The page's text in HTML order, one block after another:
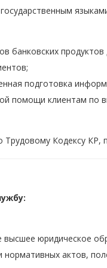
банковских
подготовка
помощи клиентам по
Трудовому Кодексу
юридическое
нормативных актов,